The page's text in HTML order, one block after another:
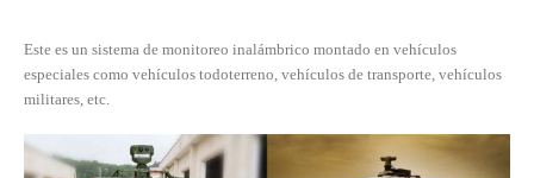
Este es un sistema de monitoreo inalámbrico montado en vehículos
especiales como vehículos todoterreno, vehículos de transporte, vehículos
militares, etc.